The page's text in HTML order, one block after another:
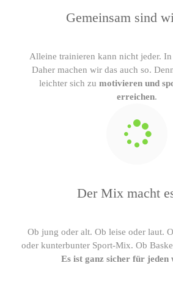
Gemeinsam sind
Alleine trainieren kann nicht jeder.
Daher machen wir das auch so.
leichter sich zu motivieren und
erreichen.
Der Mix macht
Ob jung oder alt. Ob leise oder laut.
oder kunterbunter Sport-Mix. Ob
Es ist ganz sicher für jeden